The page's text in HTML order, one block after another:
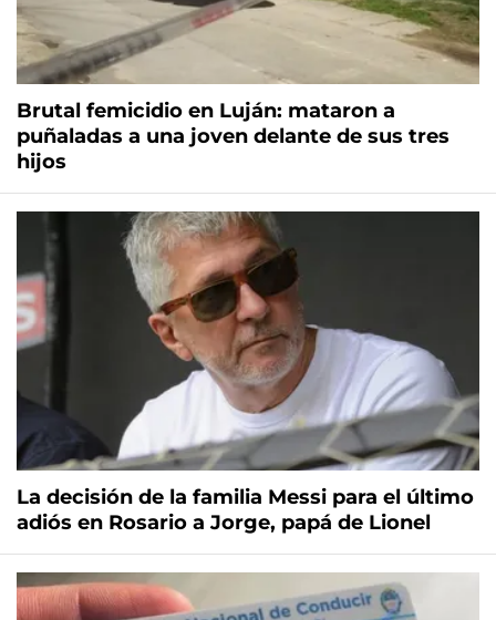
Brutal femicidio en Luján: mataron a
puñaladas a una joven delante de sus tres
hijos
La decisión de la familia Messi para el último
adiós en Rosario a Jorge, papá de Lionel